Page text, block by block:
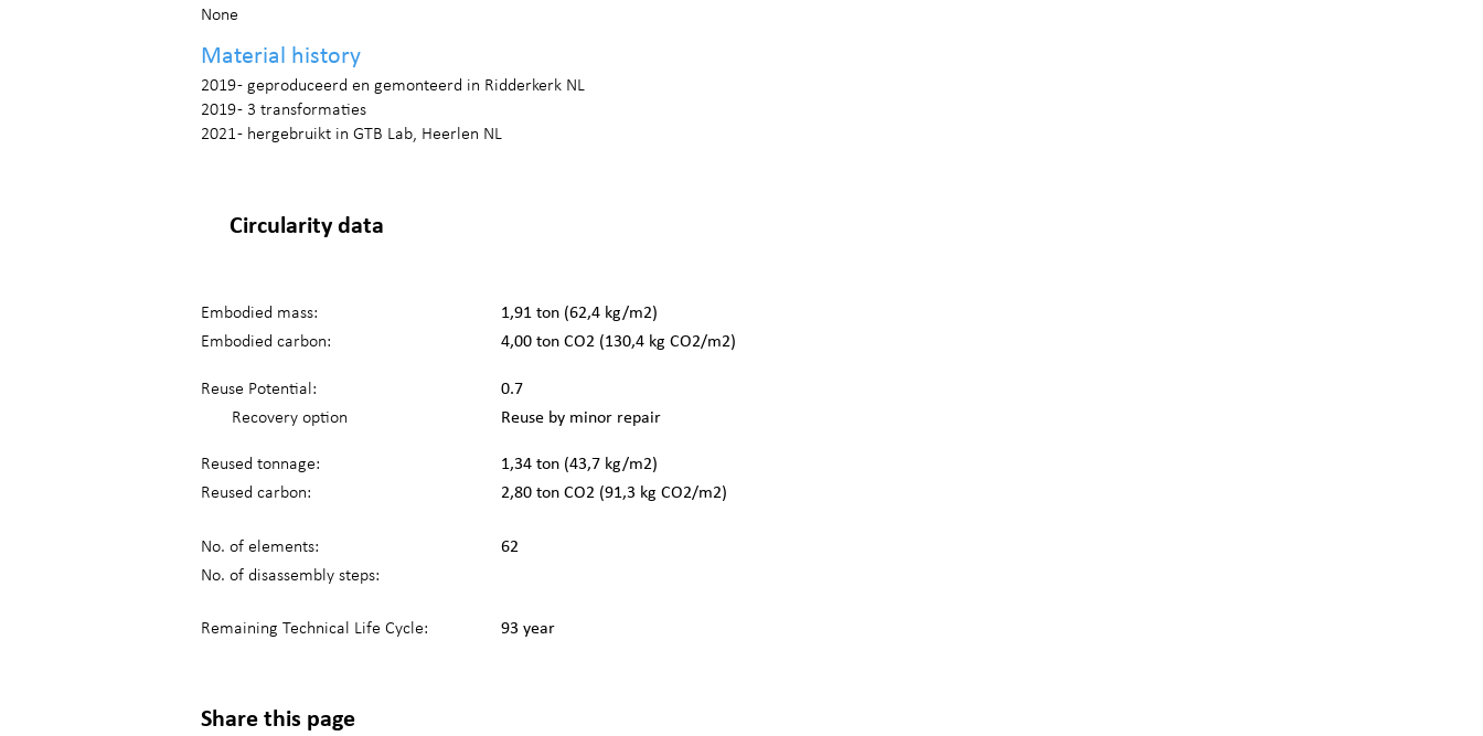
None
Material history
2019 - geproduceerd en gemonteerd in Ridderkerk NL
2019 - 3 transformaties
2021 - hergebruikt in GTB Lab, Heerlen NL
Circularity data
Embodied mass:
Embodied carbon:
1,91 ton (62,4 kg/m2)
4,00 ton CO2 (130,4 kg CO2/m2)
Reuse Potential:
Recovery option
0.7
Reuse by minor repair
Reused tonnage:
Reused carbon:
1,34 ton (43,7 kg/m2)
2,80 ton CO2 (91,3 kg CO2/m2)
No. of elements:
No. of disassembly steps:
62
Remaining Technical Life Cycle: 93 year
Share this page